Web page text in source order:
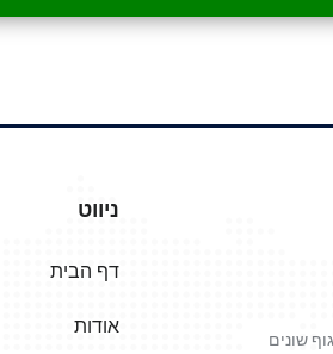
שונים
ניווט
דף הבית
אודות